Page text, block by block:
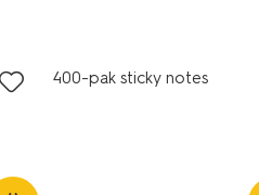
400-pak sticky notes